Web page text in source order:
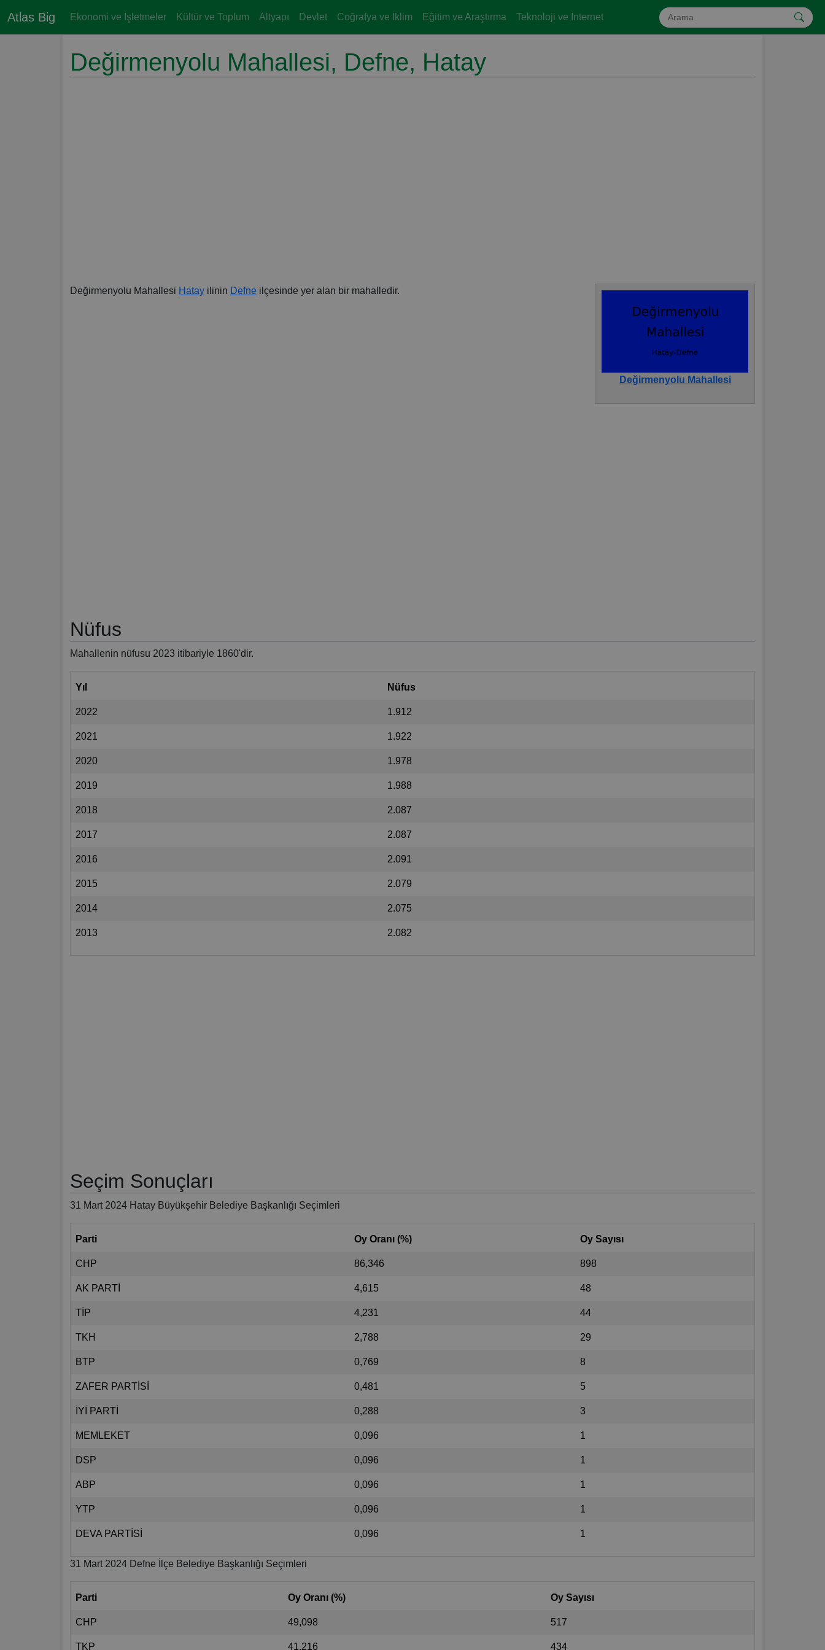
Atlas Big Ekonomi ve İşletmeler Kültür ve Toplum Altyapı Devlet Coğrafya ve İklim Eğitim ve Araştırma Teknoloji ve İnternet
Değirmenyolu Mahallesi, Defne, Hatay
Değirmenyolu Mahallesi Hatay ilinin Defne ilçesinde yer alan bir mahalledir.
Değirmenyolu Mahallesi
Nüfus
Mahallenin nüfusu 2023 itibariyle 1860'dir.
Yıl Nüfus
2022 1.912
2021 1.922
2020 1.978
2019 1.988
2018 2.087
2017 2.087
2016 2.091
2015 2.079
2014 2.075
2013 2.082
Seçim Sonuçları
31 Mart 2024 Hatay Büyükşehir Belediye Başkanlığı Seçimleri
Parti Oy Oranı (%) Oy Sayısı
CHP 86,346 898
AK PARTİ 4,615 48
TİP 4,231 44
TKH 2,788 29
BTP 0,769 8
ZAFER PARTİSİ 0,481 5
İYİ PARTİ 0,288 3
MEMLEKET 0,096 1
DSP 0,096 1
ABP 0,096 1
YTP 0,096 1
DEVA PARTİSİ 0,096 1
31 Mart 2024 Defne İlçe Belediye Başkanlığı Seçimleri
Parti Oy Oranı (%) Oy Sayısı
CHP 49,098 517
TKP 41,216 434